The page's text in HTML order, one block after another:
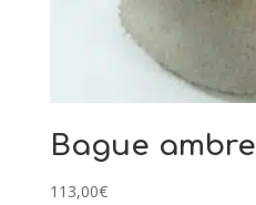
Bague ambre
113,00€